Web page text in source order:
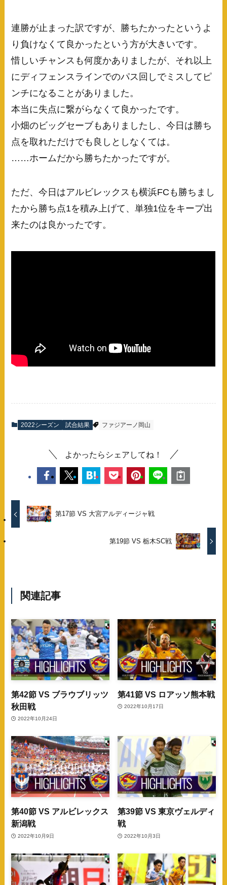
連勝が止まった訳ですが、勝ちたかったというよ
り負けなくて良かったという方が大きいです。
惜しいチャンスも何度かありましたが、それ以上
にディフェンスラインでのパス回しでミスしてピ
ンチになることがありました。
本当に失点に繋がらなくて良かったです。
小畑のビッグセーブもありましたし、今日は勝ち
点を取れただけでも良しとしなくては。
……ホームだから勝ちたかったですが。
ただ、今日はアルビレックスも横浜FCも勝ちまし
たから勝ち点1を積み上げて、単独1位をキープ出
来たのは良かったです。
2022シーズン 試合結果 ファジアーノ岡山
よかったらシェアしてね！
第17節 VS 大宮アルディージャ戦
第19節 VS 栃木SC戦
関連記事
第42節 VS ブラウブリッツ
秋田戦
2022年10月24日
第41節 VS ロアッソ熊本戦
2022年10月17日
第40節 VS アルビレックス
新潟戦
2022年10月9日
第39節 VS 東京ヴェルディ
戦
2022年10月3日